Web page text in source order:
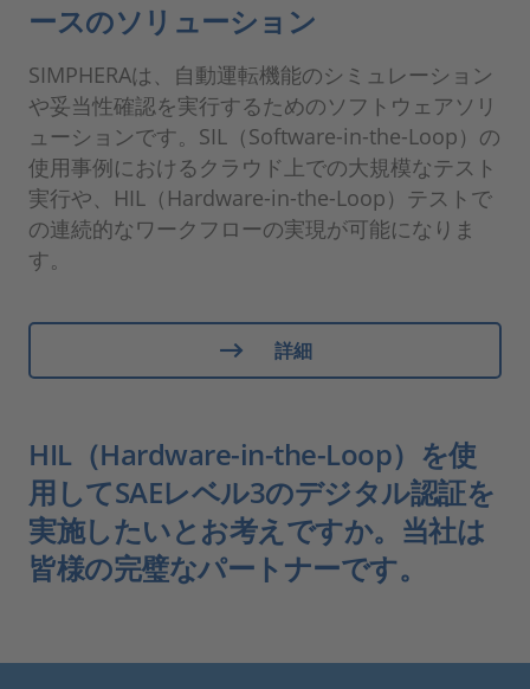
ースのソリューション
SIMPHERAは、自動運転機能のシミュレーション
や妥当性確認を実行するためのソフトウェアソリ
ューションです。SIL（Software-in-the-Loop）の
使用事例におけるクラウド上での大規模なテスト
実行や、HIL（Hardware-in-the-Loop）テストで
の連続的なワークフローの実現が可能になりま
す。
詳細
HIL（Hardware-in-the-Loop）を使
用してSAEレベル3のデジタル認証を
実施したいとお考えですか。当社は
皆様の完璧なパートナーです。